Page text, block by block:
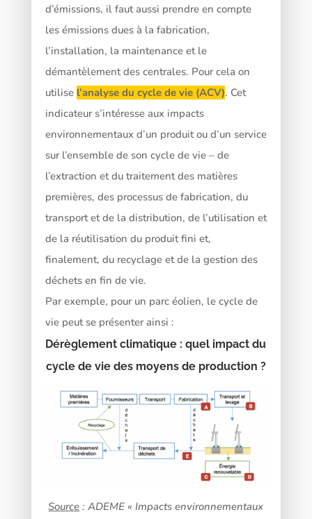
d’émissions, il faut aussi prendre en compte
les émissions dues à la fabrication,
l’installation, la maintenance et le
démantèlement des centrales. Pour cela on
utilise l’analyse du cycle de vie (ACV). Cet
indicateur s’intéresse aux impacts
environnementaux d’un produit ou d’un service
sur l’ensemble de son cycle de vie – de
l’extraction et du traitement des matières
premières, des processus de fabrication, du
transport et de la distribution, de l’utilisation et
de la réutilisation du produit fini et,
finalement, du recyclage et de la gestion des
déchets en fin de vie.
Par exemple, pour un parc éolien, le cycle de
vie peut se présenter ainsi :
Dérèglement climatique : quel impact du
cycle de vie des moyens de production ?
Source : ADEME « Impacts environnementaux